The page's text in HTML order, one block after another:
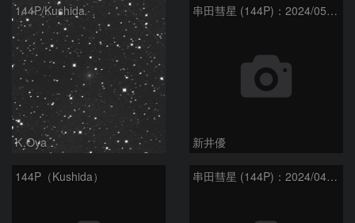
144P/Kushida
K.Oya
串田彗星 (144P)：2024/05/03
新井優
144P（Kushida） 串田彗星 (144P)：2024/04/25